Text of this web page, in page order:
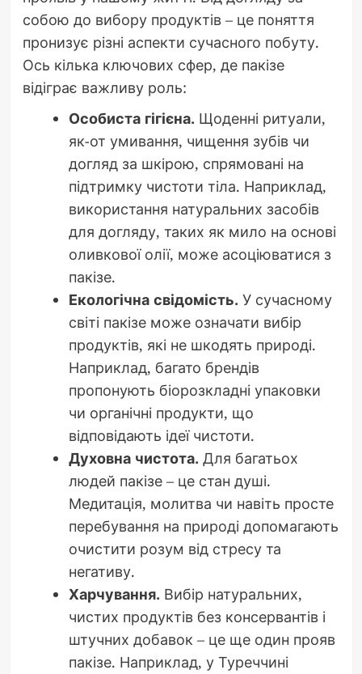
собою до вибору продуктів – це поняття
пронизує різні аспекти сучасного побуту.
Ось кілька ключових сфер, де пакізе
відіграє важливу роль:
Особиста гігієна. Щоденні ритуали,
як-от умивання, чищення зубів чи
догляд за шкірою, спрямовані на
підтримку чистоти тіла. Наприклад,
використання натуральних засобів
для догляду, таких як мило на основі
оливкової олії, може асоціюватися з
пакізе.
Екологічна свідомість. У сучасному
світі пакізе може означати вибір
продуктів, які не шкодять природі.
Наприклад, багато брендів
пропонують біорозкладні упаковки
чи органічні продукти, що
відповідають ідеї чистоти.
Духовна чистота. Для багатьох
людей пакізе – це стан душі.
Медитація, молитва чи навіть просте
перебування на природі допомагають
очистити розум від стресу та
негативу.
Харчування. Вибір натуральних,
чистих продуктів без консервантів і
штучних добавок – це ще один прояв
пакізе. Наприклад, у Туреччині